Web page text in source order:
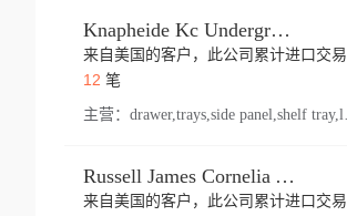
Knapheide Kc Underground
来自美国的客户，此公司累计进口交易
12 笔
主营：
Russell James Cornelia Arlington Va
来自美国的客户，此公司累计进口交易